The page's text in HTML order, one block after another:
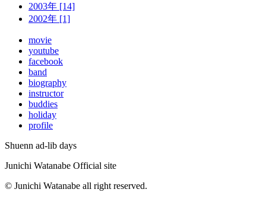
2003年 [14]
2002年 [1]
movie
youtube
facebook
band
biography
instructor
buddies
holiday
profile
Shuenn ad-lib days
Junichi Watanabe Official site
© Junichi Watanabe all right reserved.